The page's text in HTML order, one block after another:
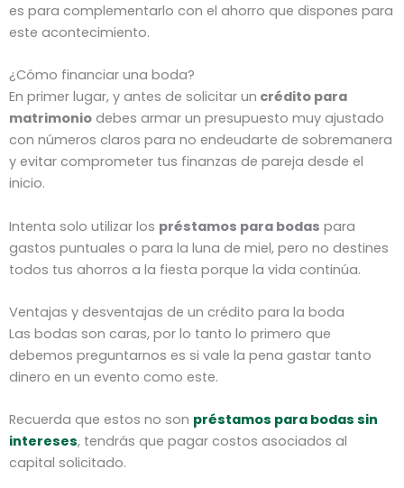
es para complementarlo con el ahorro que dispones para
este acontecimiento.
¿Cómo financiar una boda?
En primer lugar, y antes de solicitar un crédito para
matrimonio debes armar un presupuesto muy ajustado
con números claros para no endeudarte de sobremanera
y evitar comprometer tus finanzas de pareja desde el
inicio.
Intenta solo utilizar los préstamos para bodas para
gastos puntuales o para la luna de miel, pero no destines
todos tus ahorros a la fiesta porque la vida continúa.
Ventajas y desventajas de un crédito para la boda
Las bodas son caras, por lo tanto lo primero que
debemos preguntarnos es si vale la pena gastar tanto
dinero en un evento como este.
Recuerda que estos no son préstamos para bodas sin
intereses, tendrás que pagar costos asociados al
capital solicitado.